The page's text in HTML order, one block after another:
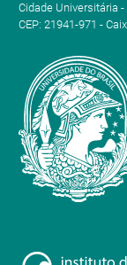
Cidade Universitária
CEP: 21941-971 -